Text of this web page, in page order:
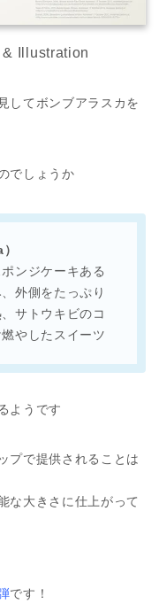
Illustration
してボンブアラスカを
でしょうか
ンジケーキある
外側をたっぷり
サトウキビのコ
やしたスイーツ
ようです
プで提供されることは
な大きさに仕上がって
です！